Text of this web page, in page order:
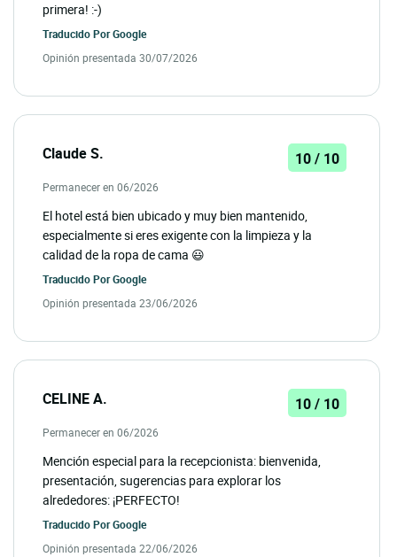
primera! :-)
Traducido PorGoogle
Opinión presentada 30/07/2026
Claude S. 10 / 10
Permanecer en 06/2026
El hotel está bien ubicado y muy bien mantenido,
especialmente si eres exigente con la limpieza y la
calidad de la ropa de cama 😃
Traducido PorGoogle
Opinión presentada 23/06/2026
CELINE A. 10 / 10
Permanecer en 06/2026
Mención especial para la recepcionista: bienvenida,
presentación, sugerencias para explorar los
alrededores: ¡PERFECTO!
Traducido PorGoogle
Opinión presentada 22/06/2026